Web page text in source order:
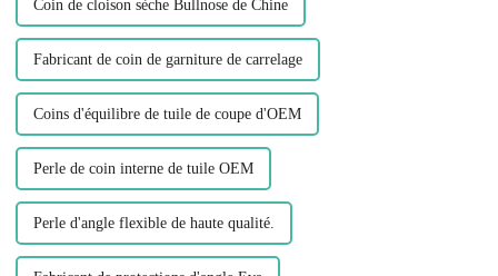
Coin de cloison sèche Bullnose de Chine
Fabricant de coin de garniture de carrelage
Coins d'équilibre de tuile de coupe d'OEM
Perle de coin interne de tuile OEM
Perle d'angle flexible de haute qualité.